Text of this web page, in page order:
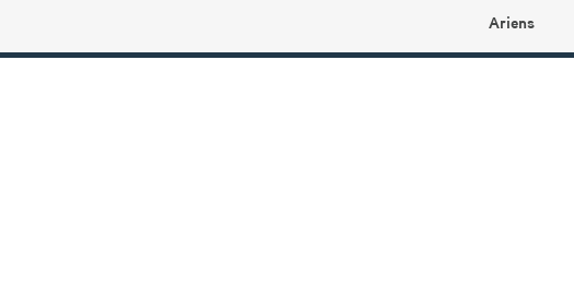
Ariens